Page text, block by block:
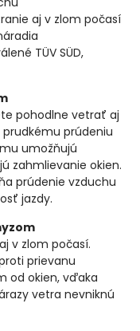
aj v zlom počasí
TÜV SÜD,
pohodlne vetrať aj
prúdeniu
umožňujú
zahmlievanie okien.
prúdenie vzduchu
jazdy.
v zlom počasí.
prievanu
od okien, vďaka
vetra nevniknú